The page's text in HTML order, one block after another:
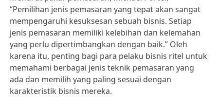
“Pemilihan jenis pemasaran yang tepat akan sangat
mempengaruhi kesuksesan sebuah bisnis. Setiap
jenis pemasaran memiliki kelebihan dan kelemahan
yang perlu dipertimbangkan dengan baik.” Oleh
karena itu, penting bagi para pelaku bisnis ritel untuk
memahami berbagai jenis teknik pemasaran yang
ada dan memilih yang paling sesuai dengan
karakteristik bisnis mereka.